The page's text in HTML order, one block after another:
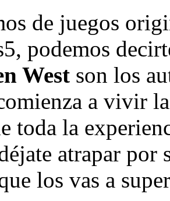
de juegos
podemos
West son los
a vivir
toda la
atrapar por
los vas a